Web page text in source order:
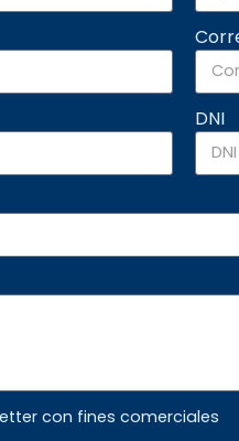
DNI
con fines comerciales